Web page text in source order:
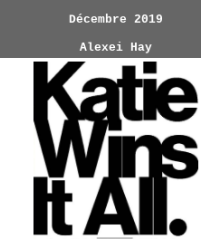
Décembre 2019
Alexei Hay